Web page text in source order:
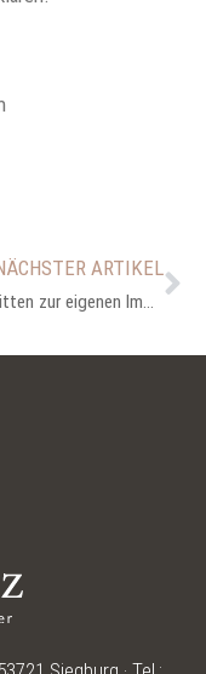
ARTIKEL
In 7 Schritten zur eigenen Immobilie